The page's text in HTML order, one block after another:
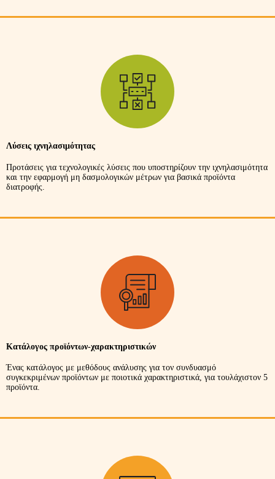
Λύσεις ιχνηλασιμότητας
Προτάσεις για τεχνολογικές λύσεις που υποστηρίζουν την ιχνηλασιμότητα
και την εφαρμογή μη δασμολογικών μέτρων για βασικά προϊόντα
διατροφής.
Κατάλογος προϊόντων-χαρακτηριστικών
Ένας κατάλογος με μεθόδους ανάλυσης για τον συνδυασμό
συγκεκριμένων προϊόντων με ποιοτικά χαρακτηριστικά, για τουλάχιστον 5
προϊόντα.